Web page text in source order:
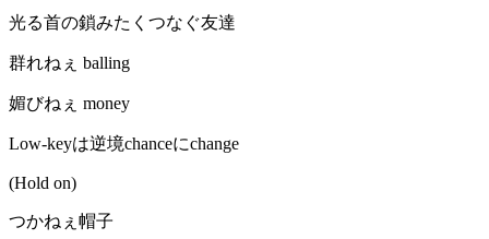
光る首の鎖みたくつなぐ友達
群れねぇ balling
媚びねぇ money
Low-keyは逆境chanceにchange
(Hold on)
つかねぇ帽子